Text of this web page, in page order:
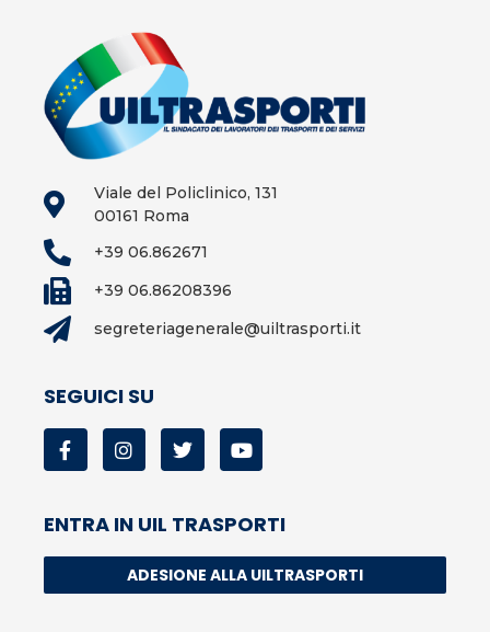
Viale del Policlinico, 131
00161 Roma
+39 06.862671
+39 06.86208396
segreteriagenerale@uiltrasporti.it
SEGUICI SU
ENTRA IN UIL TRASPORTI
ADESIONE ALLA UILTRASPORTI